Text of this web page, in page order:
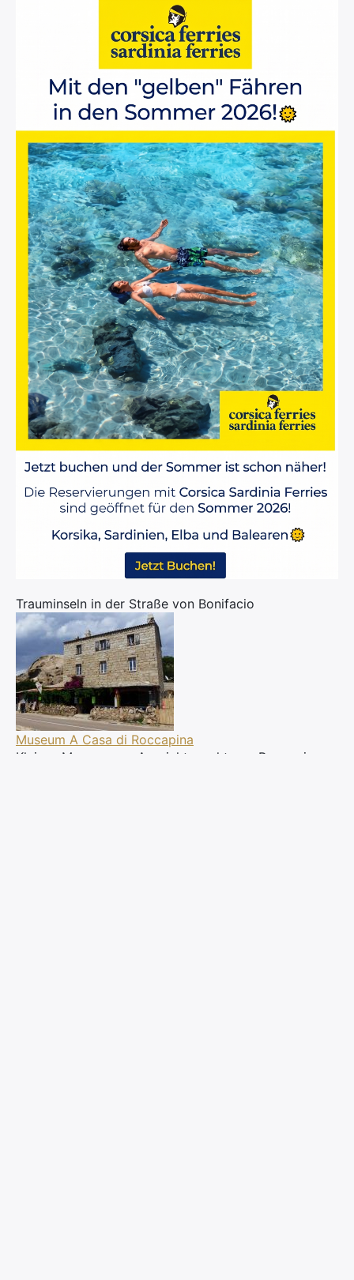
Trauminseln in der Straße von Bonifacio
Museum A Casa di Roccapina
Kleines Museum am Aussichtspunkt von Roccapina